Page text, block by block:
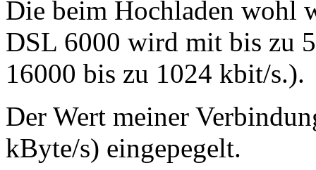
Die beim Hochladen wohl
DSL 6000 wird mit bis zu
16000 bis zu 1024 kbit/s.).
Der Wert meiner
kByte/s) eingepegelt.